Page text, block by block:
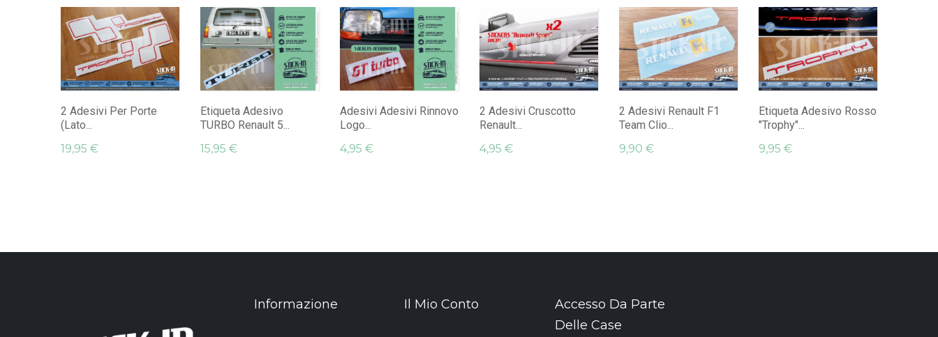
2 Adesivi Per Porte
(lato...
19,95 €
Etiqueta Adesivo
TURBO Renault 5...
15,95 €
Adesivi Adesivi Rinnovo
Logo...
4,95 €
2 Adesivi Cruscotto
Renault...
4,95 €
2 Adesivi Renault F1
Team Clio...
9,90 €
Etiqueta Adesivo Rosso
"Trophy"...
9,95 €
Informazione Il Mio Conto
Accesso Da Parte
Delle Case